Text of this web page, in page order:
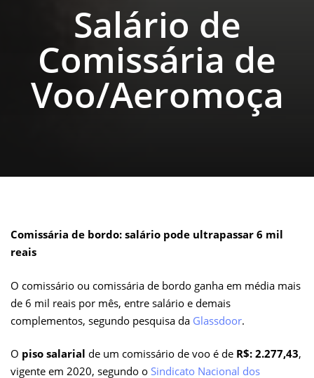
Salário de
Comissária de
Voo/Aeromoça
Comissária de bordo: salário pode ultrapassar 6 mil
reais
O comissário ou comissária de bordo ganha em média mais
de 6 mil reais por mês, entre salário e demais
complementos, segundo pesquisa da Glassdoor.
O piso salarial de um comissário de voo é de R$: 2.277,43,
vigente em 2020, segundo o Sindicato Nacional dos